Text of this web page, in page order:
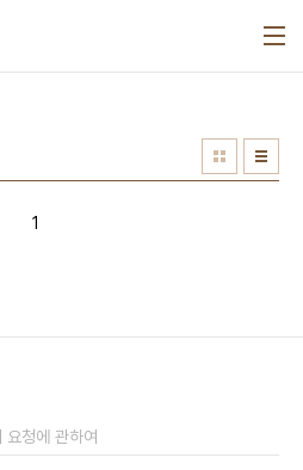
1
청에 관하여